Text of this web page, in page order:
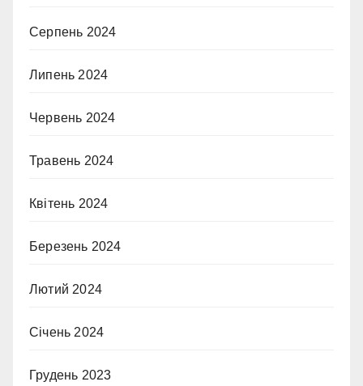
Серпень 2024
Липень 2024
Червень 2024
Травень 2024
Квітень 2024
Березень 2024
Лютий 2024
Січень 2024
Грудень 2023